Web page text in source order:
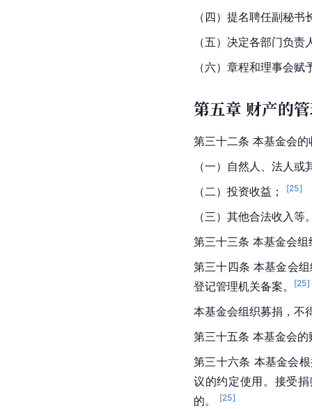
（四）提名聘任副秘
（五）决定各部门负
（六）章程和理事会赋
第五章 财产的
第三十二条 本基金会
（一）自然人、法人
（二）投资收益；
[25]
（三）其他合法收入等
第三十三条 本基金会
第三十四条 本基金会
登记管理机关备案。
[25]
本基金会组织募捐，不
第三十五条 本基金会
第三十六条 本基金会
议的约定使用。接受
的。
[25]